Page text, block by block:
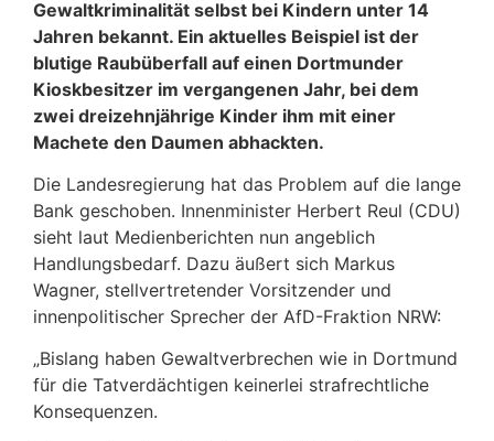
Gewaltkriminalität selbst bei Kindern unter 14
Jahren bekannt. Ein aktuelles Beispiel ist der
blutige Raubüberfall auf einen Dortmunder
Kioskbesitzer im vergangenen Jahr, bei dem
zwei dreizehnjährige Kinder ihm mit einer
Machete den Daumen abhackten.
Die Landesregierung hat das Problem auf die lange
Bank geschoben. Innenminister Herbert Reul (CDU)
sieht laut Medienberichten nun angeblich
Handlungsbedarf. Dazu äußert sich Markus
Wagner, stellvertretender Vorsitzender und
innenpolitischer Sprecher der AfD-Fraktion NRW:
„Bislang haben Gewaltverbrechen wie in Dortmund
für die Tatverdächtigen keinerlei strafrechtliche
Konsequenzen.